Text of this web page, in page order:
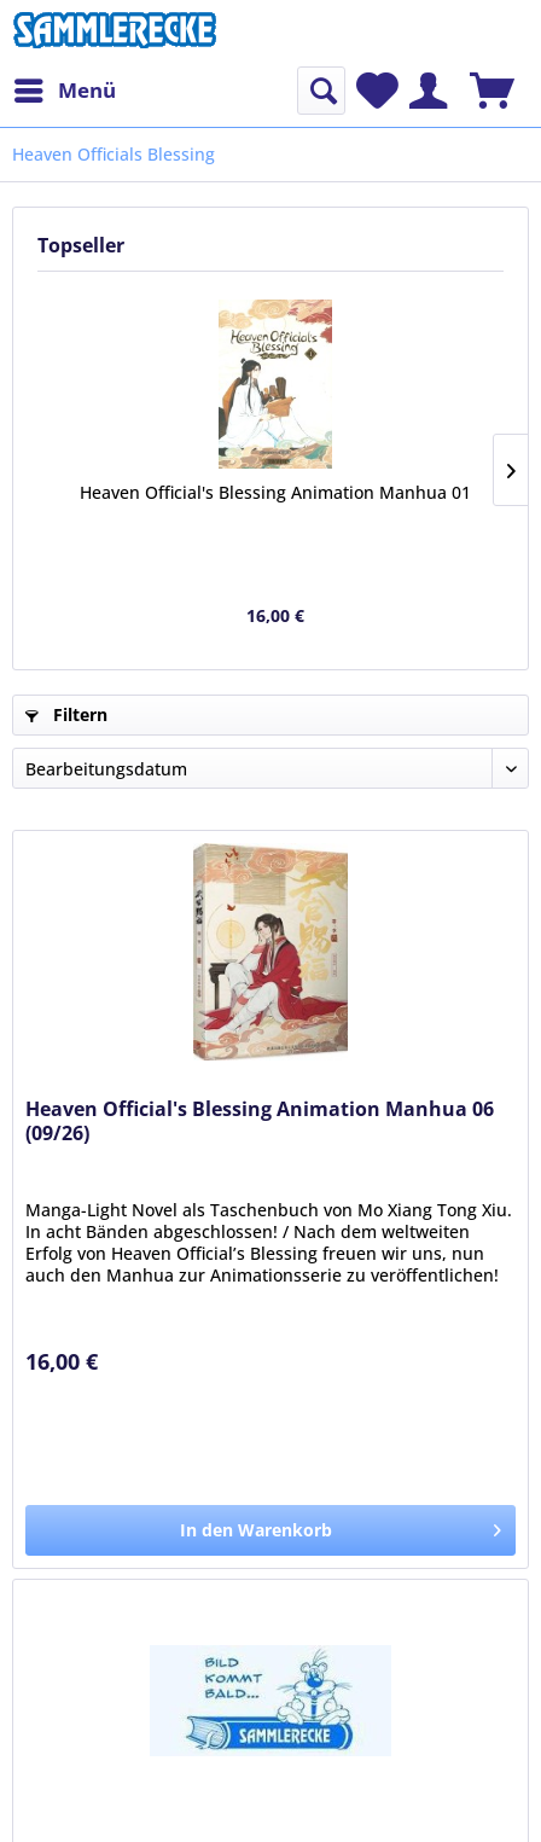
Menü
Heaven Officials Blessing
Topseller
Heaven Official's Blessing Animation Manhua 01
16,00 €
Filtern
Heaven Official's Blessing Animation Manhua 06
(09/26)
Manga-Light Novel als Taschenbuch von Mo Xiang Tong Xiu.
In acht Bänden abgeschlossen! / Nach dem weltweiten
Erfolg von Heaven Official’s Blessing freuen wir uns, nun
auch den Manhua zur Animationsserie zu veröffentlichen!
16,00 €
In den Warenkorb